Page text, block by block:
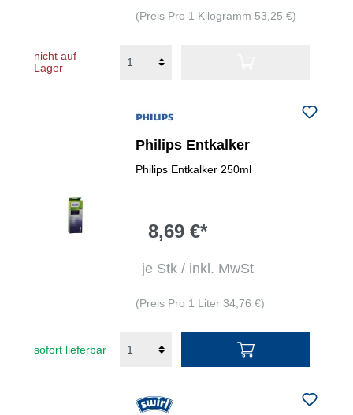
(Preis Pro 1 Kilogramm 53,25 €)
nicht auf
Lager
Philips Entkalker
Philips Entkalker 250ml
8,69 €*
je Stk / inkl. MwSt
(Preis Pro 1 Liter 34,76 €)
sofort lieferbar